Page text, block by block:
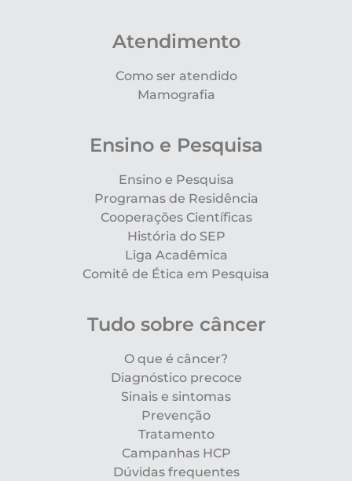
Atendimento
Como ser atendido
Mamografia
Ensino e Pesquisa
Ensino e Pesquisa
Programas de Residência
Cooperações Científicas
História do SEP
Liga Acadêmica
Comitê de Ética em Pesquisa
Tudo sobre câncer
O que é câncer?
Diagnóstico precoce
Sinais e sintomas
Prevenção
Tratamento
Campanhas HCP
Dúvidas frequentes